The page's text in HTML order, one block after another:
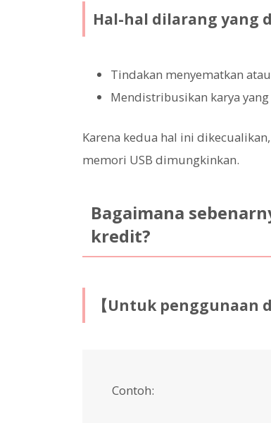
Hal-hal dilarang yang
Tindakan menyematkan
Mendistribusikan karya
Karena kedua hal ini
memori USB dimungkinkan.
Bagaimana
kredit?
【Untuk penggunaan
Contoh: